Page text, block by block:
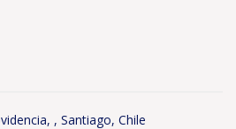
, Santiago, Chile